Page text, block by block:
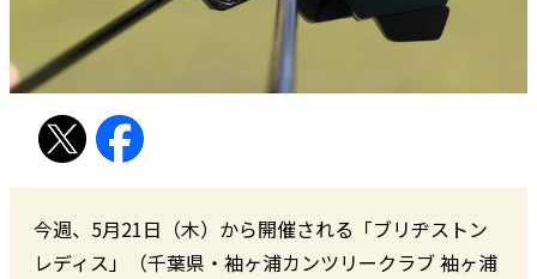
今週、5月21日（木）から開催される「ブリヂストン
レディス」（千葉県・袖ヶ浦カンツリークラブ 袖ヶ浦